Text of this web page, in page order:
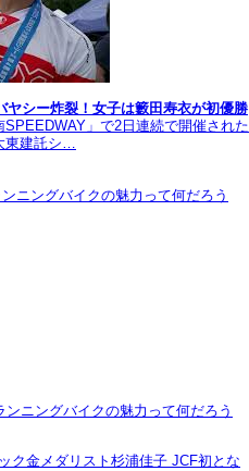
シー炸裂！女子は籔田寿衣が初優勝
」で2日連続で開催された
東建託シ…
ニングバイクの魅力って何だろう
ニングバイクの魅力って何だろう
ク金メダリスト杉浦佳子 JCF初とな